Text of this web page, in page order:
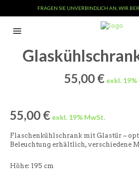
FRAGEN SIE UNVERBINDLICH AN, WIR
55,00 €
55,00 €
Flaschenkühlschrank mit Glastür –
Beleuchtung erhältlich, verschiedene
Höhe: 195 cm